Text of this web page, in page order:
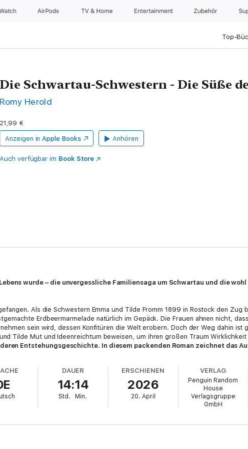
AirPods TV & Home Entertainment Zubehör
Top-
Die Schwartau-Schwestern - Die Süße
Romy Herold
21,99 €
Anzeigen in Apple Books Anhören
Auch verfügbar im Book Store
wurde – die unvergessliche Familiensaga um Schwartau und die
Als die Schwestern Emma und Tilde Fromm 1899 in Rostock den Zug
Erdbeermarmelade natürlich im Gepäck. Die Frauen ahnen nicht,
sein wird, dessen Konfitüren die Welt erobern. Doch der Weg dahin ist
Tilde Mut und Ideenreichtum beweisen, um ihren großen Traum
Entstehungsgeschichte. In diesem packenden Roman zeichnet das
DAUER
14:14
Std. Min.
ERSCHIENEN
2026
20. April
VERLAG
Penguin Random
House
Verlagsgruppe
GmbH